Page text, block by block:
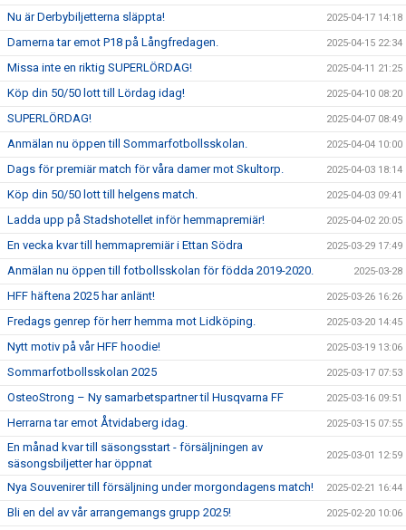
Nu är Derbybiljetterna släppta! 2025-04-17 14:18
Damerna tar emot P18 på Långfredagen. 2025-04-15 22:34
Missa inte en riktig SUPERLÖRDAG! 2025-04-11 21:25
Köp din 50/50 lott till Lördag idag! 2025-04-10 08:20
SUPERLÖRDAG! 2025-04-07 08:49
Anmälan nu öppen till Sommarfotbollsskolan. 2025-04-04 10:00
Dags för premiär match för våra damer mot Skultorp. 2025-04-03 18:14
Köp din 50/50 lott till helgens match. 2025-04-03 09:41
Ladda upp på Stadshotellet inför hemmapremiär! 2025-04-02 20:05
En vecka kvar till hemmapremiär i Ettan Södra 2025-03-29 17:49
Anmälan nu öppen till fotbollsskolan för födda 2019-2020. 2025-03-28
HFF häftena 2025 har anlänt! 2025-03-26 16:26
Fredags genrep för herr hemma mot Lidköping. 2025-03-20 14:45
Nytt motiv på vår HFF hoodie! 2025-03-19 13:06
Sommarfotbollsskolan 2025 2025-03-17 07:53
OsteoStrong – Ny samarbetspartner til Husqvarna FF 2025-03-16 09:51
Herrarna tar emot Åtvidaberg idag. 2025-03-15 07:55
En månad kvar till säsongsstart - försäljningen av
säsongsbiljetter har öppnat
2025-03-01 12:59
Nya Souvenirer till försäljning under morgondagens match! 2025-02-21 16:44
Bli en del av vår arrangemangs grupp 2025! 2025-02-20 10:06